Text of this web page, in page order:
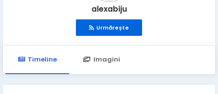
alexabiju
Urmărește
Timeline Imagini